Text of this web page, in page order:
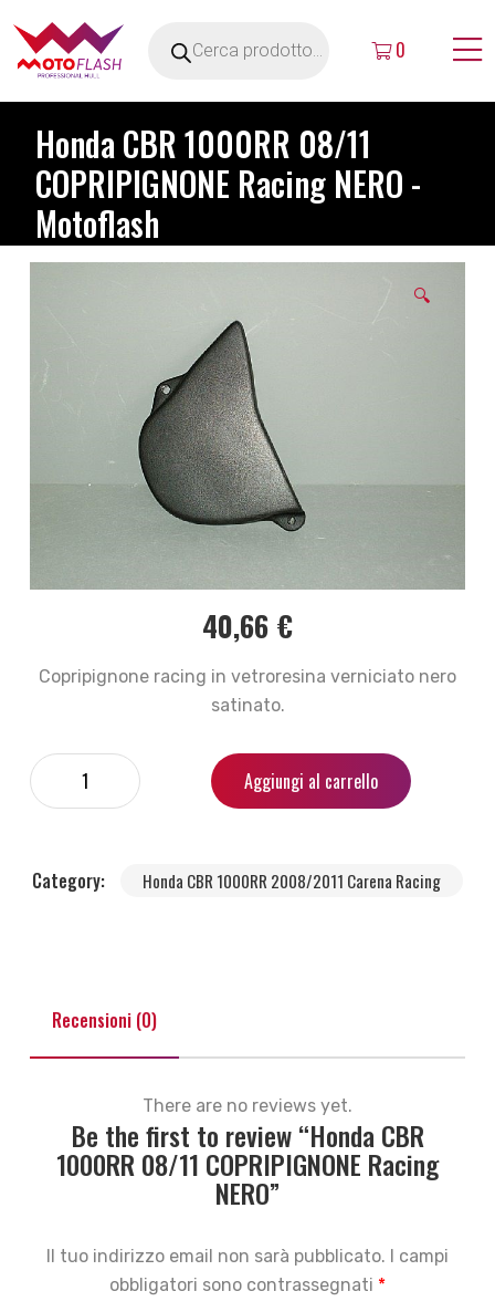
0
Honda CBR 1000RR 08/11
COPRIPIGNONE Racing NERO -
Motoflash
🔍
40,66 €
Copripignone racing in vetroresina verniciato nero
satinato.
Aggiungi al carrello
Category: Honda CBR 1000RR 2008/2011 Carena Racing
Recensioni (0)
There are no reviews yet.
Be the first to review “Honda CBR
1000RR 08/11 COPRIPIGNONE Racing
NERO”
Il tuo indirizzo email non sarà pubblicato. I campi
obbligatori sono contrassegnati *